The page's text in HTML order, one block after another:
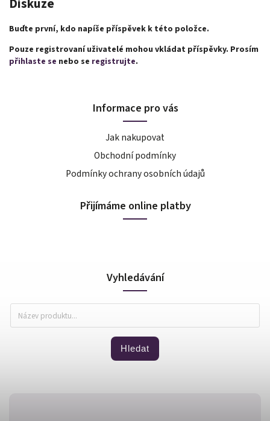
Buďte první, kdo napíše příspěvek k této položce.
Pouze registrovaní uživatelé mohou vkládat příspěvky. Prosím
přihlaste se nebo se registrujte.
Informace pro vás
Jak nakupovat
Obchodní podmínky
Podmínky ochrany osobních údajů
Přijímáme online platby
Vyhledávání
Hledat